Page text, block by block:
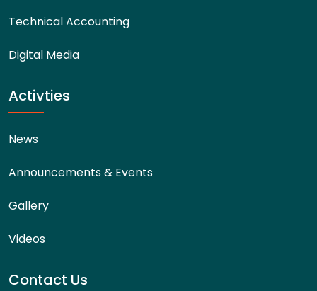
Technical Accounting
Digital Media
Activties
News
Announcements & Events
Gallery
Videos
Contact Us